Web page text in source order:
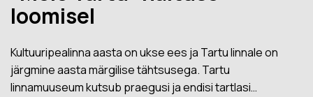
loomisel
Kultuuripealinna aasta on ukse ees ja Tartu linnale on
järgmine aasta märgilise tähtsusega. Tartu
linnamuuseum kutsub praegusi ja endisi tartlasi…